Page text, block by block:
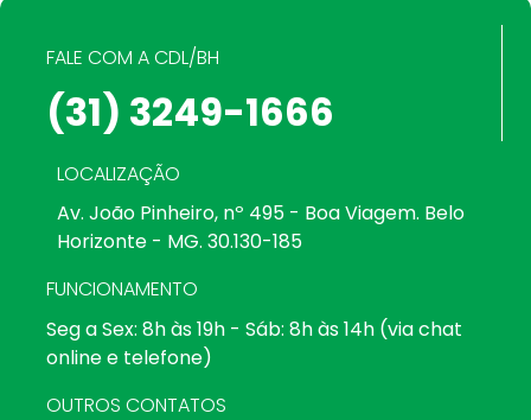
FALE COM A CDL/BH
(31) 3249-1666
LOCALIZAÇÃO
Av. João Pinheiro, nº 495 - Boa Viagem. Belo
Horizonte - MG. 30.130-185
FUNCIONAMENTO
Seg a Sex: 8h às 19h - Sáb: 8h às 14h (via chat
online e telefone)
OUTROS CONTATOS